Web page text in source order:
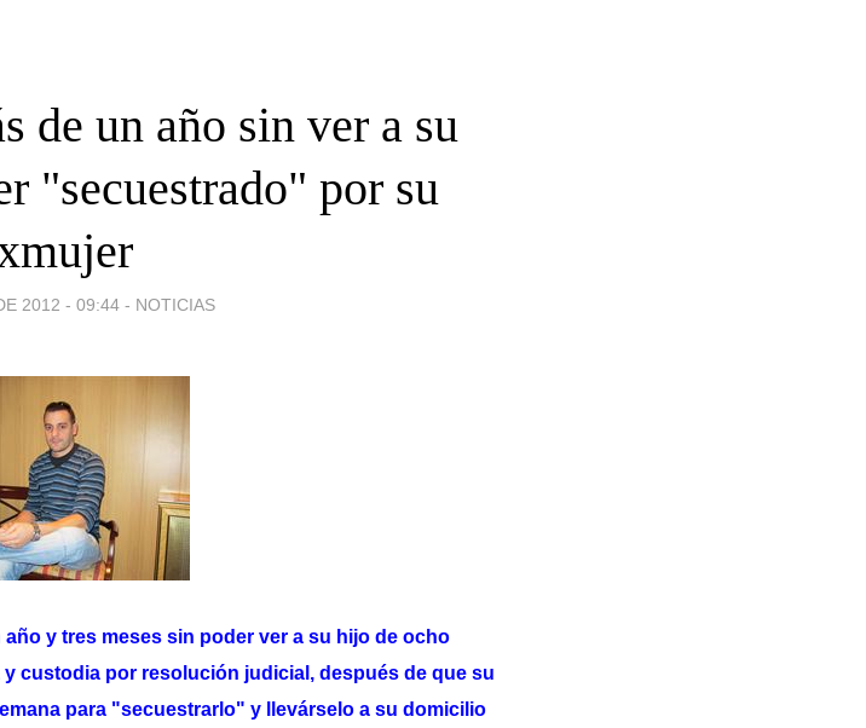
de un año sin ver a su
"secuestrado" por su
2012 - 09:44 - NOTICIAS
y tres meses sin poder ver a su hijo de ocho
custodia por resolución judicial, después de que su
para "secuestrarlo" y llevárselo a su domicilio